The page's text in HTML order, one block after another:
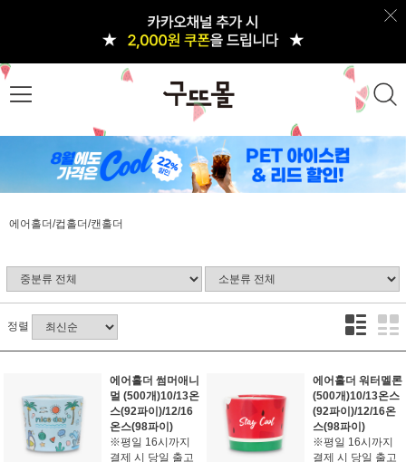
에어홀더/컵홀더/캔홀더
정렬
에어홀더 썸머애니
멀 (500개)10/13온
스(92파이)/12/16
온스(98파이)
※평일 16시까지
결제 시 당일 출고
에어홀더 워터멜론
(500개)10/13온스
(92파이)/12/16온
스(98파이)
※평일 16시까지
결제 시 당일 출고